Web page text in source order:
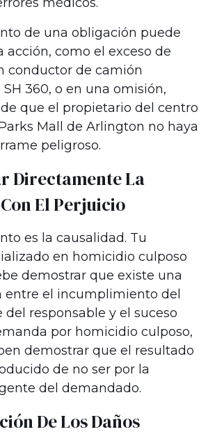
de una obligación puede
acción, como el exceso de
conductor de camión
360, o en una omisión,
que el propietario del centro
Mall de Arlington no haya
peligroso.
Directamente La
El Perjuicio
es la causalidad. Tu
en homicidio culposo
demostrar que existe una
entre el incumplimiento del
responsable y el suceso
por homicidio culposo,
demostrar que el resultado
de no ser por la
del demandado.
De Los Daños